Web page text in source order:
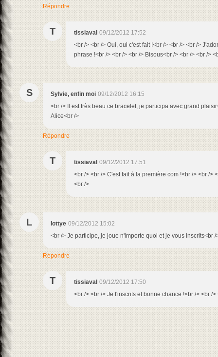
Répondre
T tissiaval 09/12/2012 17:52
<br /> <br /> Oui, oui c'est fait !<br /> <br /> <br />
phrase !<br /> <br /> <br /> Bisous<br /> <br /> <br />
S Sylvie, enfin moi 09/12/2012 16:15
<br /> Il est très beau ce bracelet, je participa avec grand
Alice<br />
Répondre
T tissiaval 09/12/2012 17:51
<br /> <br /> C'est fait à la première com !<br /> <br />
<br />
L lottye 09/12/2012 15:02
<br /> Je participe, je joue n'importe quoi et je vous inscrits<br /
Répondre
T tissiaval 09/12/2012 17:50
<br /> <br /> Je t'inscrits et bonne chance !<br /> <br />